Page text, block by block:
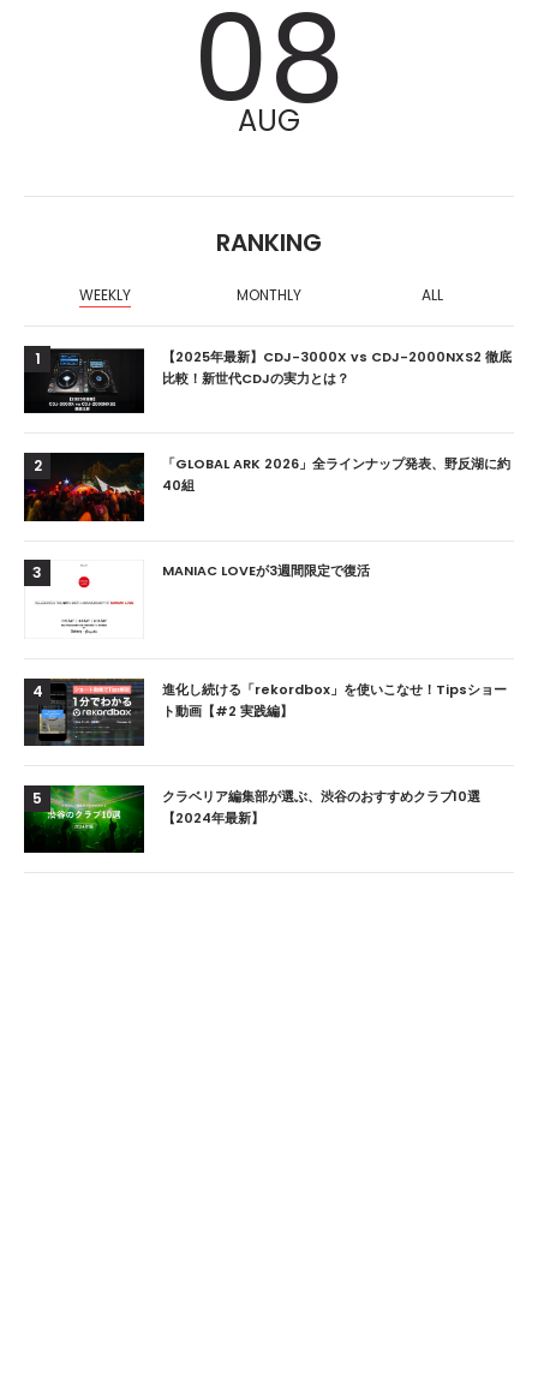
08
AUG
RANKING
WEEKLY MONTHLY ALL
1
【2025年最新】CDJ-3000X vs CDJ-2000NXS2 徹底
比較！新世代CDJの実力とは？
2
「GLOBAL ARK 2026」全ラインナップ発表、野反湖に約
40組
3 MANIAC LOVEが3週間限定で復活
4
進化し続ける「rekordbox」を使いこなせ！Tipsショー
ト動画【#2 実践編】
5
クラベリア編集部が選ぶ、渋谷のおすすめクラブ10選
【2024年最新】